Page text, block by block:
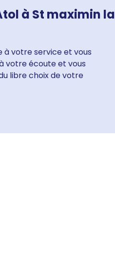
à St maximin la
à votre service et vous
votre écoute et vous
libre choix de votre